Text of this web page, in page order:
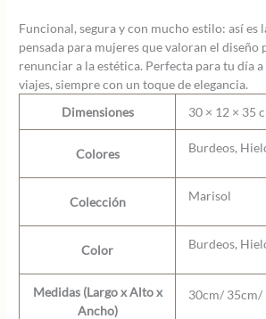
Funcional, segura y con mucho estilo: así es
pensada para mujeres que valoran el diseño
renunciar a la estética. Perfecta para tu día
viajes, siempre con un toque de elegancia.
Dimensiones
30 × 12 × 35
Colores Burdeos,
Colección Marisol
Color Burdeos,
Medidas (Largo x Alto x
Ancho)
30cm/ 35cm/